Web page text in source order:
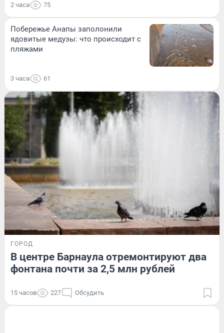
2 часа 75
Побережье Анапы заполонили
ядовитые медузы: что происходит с
пляжами
3 часа 61
ГОРОД
В центре Барнаула отремонтируют два
фонтана почти за 2,5 млн рублей
15 часов 227 Обсудить